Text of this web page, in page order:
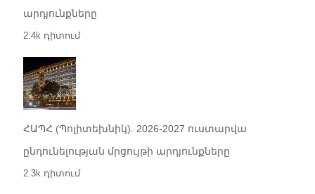
արդյունքները
2.4k դիտում
ՀԱՊՀ (Պոլիտեխնիկ). 2026-2027 ուստարվա
ընդունելության մրցույթի արդյունքները
2.3k դիտում